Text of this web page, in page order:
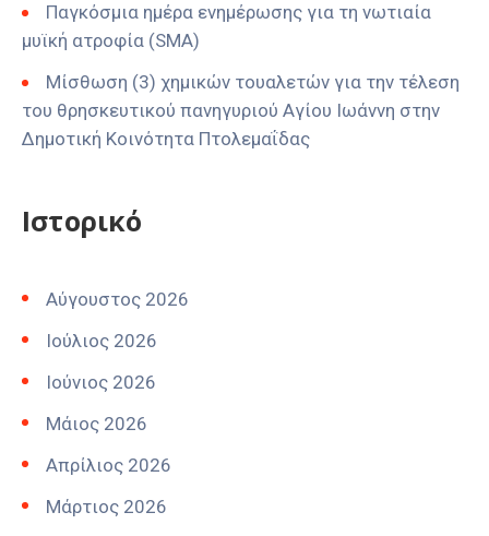
Παγκόσμια ημέρα ενημέρωσης για τη νωτιαία
μυϊκή ατροφία (SMA)
Μίσθωση (3) χημικών τουαλετών για την τέλεση
του θρησκευτικού πανηγυριού Αγίου Ιωάννη στην
Δημοτική Κοινότητα Πτολεμαΐδας
Ιστορικό
Αύγουστος 2026
Ιούλιος 2026
Ιούνιος 2026
Μάιος 2026
Απρίλιος 2026
Μάρτιος 2026